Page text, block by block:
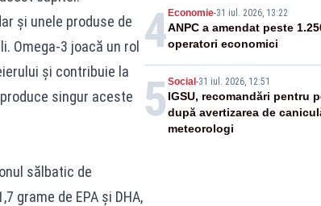
și unele produse de
Omega-3 joacă un rol
și contribuie la
singur aceste
sălbatic de
grame de EPA și DHA,
4Economie-31 iul. 2026, 13:22
ANPC a amendat peste
operatori economici
5 Social-31 iul. 2026, 12:51
IGSU, recomandări pentru
după avertizarea de
meteorologi